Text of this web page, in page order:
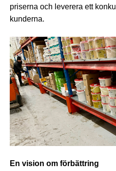
priserna och leverera ett
kunderna.
En vision om förbättring